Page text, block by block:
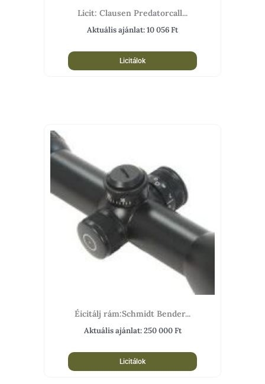
Licit: Clausen Predatorcall...
Aktuális ajánlat:10 056Ft
Licitálok
Éicitálj rám:Schmidt Bender...
Aktuális ajánlat:250 000Ft
Licitálok